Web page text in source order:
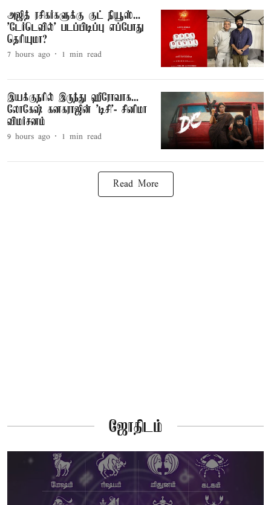
அஜித் ரசிகர்களுக்கு குட் நியூஸ்...
'டேர்டெவில்' படப்பிடிப்பு எப்போது
தெரியுமா?
7 hours ago 1 min read
இயக்குநரில் இருந்து ஹீரோவாக...
லோகேஷ் கனகராஜின் 'டிசி'- சினிமா
விமர்சனம்
9 hours ago 1 min read
Read More
ஜோதிடம்